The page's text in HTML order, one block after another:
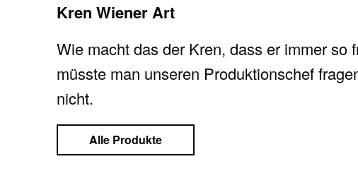
Kren Wiener Art
Wie macht das der Kren, dass er immer so
müsste man unseren Produktionschef
nicht.
Alle Produkte